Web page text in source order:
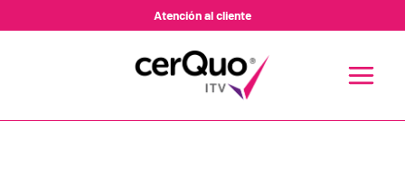
Atención al cliente
MENU